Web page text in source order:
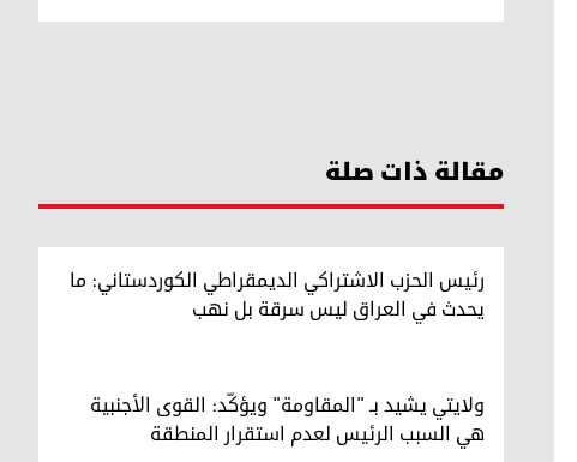
مقالة ذات صلة
رئيس الحزب الاشتراكي الديمقراطي الكوردستاني: ما
يحدث في العراق ليس سرقة بل نهب
ولايتي يشيد بـ "المقاومة" ويؤكّد: القوى الأجنبية
هي السبب الرئيس لعدم استقرار المنطقة